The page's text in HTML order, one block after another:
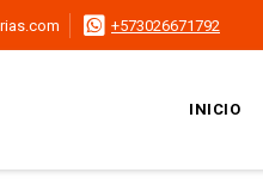
+573026671792
INICIO